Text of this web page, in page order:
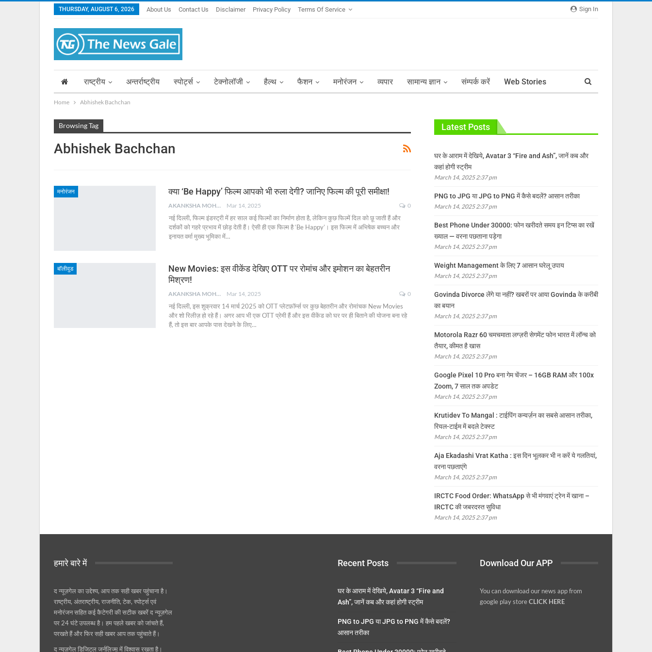
Sign In
THURSDAY, AUGUST 6, 2026 About Us Contact Us Disclaimer Privacy Policy Terms Of Service
राष्ट्रीय अन्तर्राष्ट्रीय स्पोर्ट्स टेक्नोलॉजी हैल्थ फैशन मनोरंजन व्यपार सामान्य ज्ञान संम्पर्क करें Web Stories
Home Abhishek Bachchan
Browsing Tag
Abhishek Bachchan
मनोरंजन क्या ‘Be Happy’ फिल्म आपको भी रुला देगी? जानिए फिल्म की पूरी समीक्षा!
AKANKSHA MOHAN Mar 14, 2025 0
नई दिल्ली, फिल्म इंडस्ट्री में हर साल कई फिल्मों का निर्माण होता है, लेकिन कुछ फिल्में दिल को छू जाती हैं और
दर्शकों को गहरे प्रभाव में छोड़ देती हैं। ऐसी ही एक फिल्म है ‘Be Happy’। इस फिल्म में अभिषेक बच्चन और
इनायत वर्मा मुख्य भूमिका में…
बॉलीवुड
New Movies: इस वीकेंड देखिए OTT पर रोमांच और इमोशन का बेहतरीन
मिश्रण!
AKANKSHA MOHAN Mar 14, 2025 0
नई दिल्ली, इस शुक्रवार 14 मार्च 2025 को OTT प्लेटफ़ॉर्म्स पर कुछ बेहतरीन और रोमांचक New Movies
और शो रिलीज़ हो रहे हैं। अगर आप भी एक OTT प्रेमी हैं और इस वीकेंड को घर पर ही बिताने की योजना बना रहे
हैं, तो इस बार आपके पास देखने के लिए…
Latest Posts
घर के आराम में देखिये, Avatar 3 “Fire and Ash”, जानें कब और
कहां होगी स्ट्रीम
March 14, 2025 2:37 pm
PNG to JPG या JPG to PNG में कैसे बदलें? आसान तरीका
March 14, 2025 2:37 pm
Best Phone Under 30000: फोन खरीदते समय इन टिप्स का रखें
ख्याल — वरना पछताना पड़ेगा
March 14, 2025 2:37 pm
Weight Management के लिए 7 आसान घरेलू उपाय
March 14, 2025 2:37 pm
Govinda Divorce लेंगे या नहीं? खबरों पर आया Govinda के करीबी
का बयान
March 14, 2025 2:37 pm
Motorola Razr 60 चमचमाता लग्ज़री सेगमेंट फोन भारत में लॉन्च को
तैयार, कीमत है खास
March 14, 2025 2:37 pm
Google Pixel 10 Pro बना गेम चेंजर – 16GB RAM और 100x
Zoom, 7 साल तक अपडेट
March 14, 2025 2:37 pm
Krutidev To Mangal : टाईपिंग कन्वर्ज़न का सबसे आसान तरीका,
रियल-टाईम में बदले टेक्स्ट
March 14, 2025 2:37 pm
Aja Ekadashi Vrat Katha : इस दिन भूलकर भी न करें ये गलतियां,
वरना पछताएंगे
March 14, 2025 2:37 pm
IRCTC Food Order: WhatsApp से भी मंगवाएं ट्रेन में खाना –
IRCTC की जबरदस्त सुविधा
March 14, 2025 2:37 pm
हमारे बारे में
द न्यूज़गेल का उद्देश्य, आप तक सही खबर पहुंचाना है।
राष्ट्रीय, अंतराष्ट्रीय, राजनीति, टेक, स्पोर्ट्स एवं
मनोरंजन सहित कई कैटेगरी की सटीक खबरें द न्यूज़गेल
पर 24 घंटे उपलब्ध है। हम पहले खबर को जांचते हैं,
परखते हैं और फिर सही खबर आप तक पहुंचाते हैं।
द न्यूज़गेल डिजिटल जर्नलिज्म़ में विश्वास रखता है।
Recent Posts
घर के आराम में देखिये, Avatar 3 “Fire and
Ash”, जानें कब और कहां होगी स्ट्रीम
PNG to JPG या JPG to PNG में कैसे बदलें?
आसान तरीका
Download Our APP
You can download our news app from
google play storeCLICK HERE